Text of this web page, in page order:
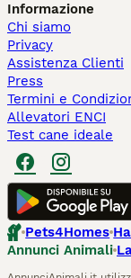
Informazione
Chi siamo
Privacy
Assistenza Clienti
Press
Termini e
Allevatori ENCI
Test cane ideale
Pets4Homes
Annunci Animali